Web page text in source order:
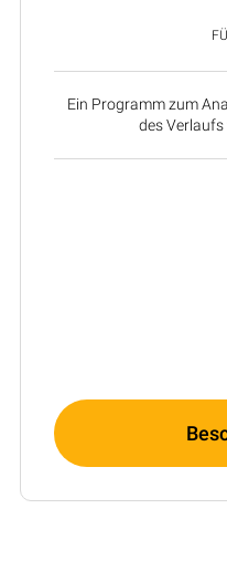
Ein Programm zum
des Verlaufs